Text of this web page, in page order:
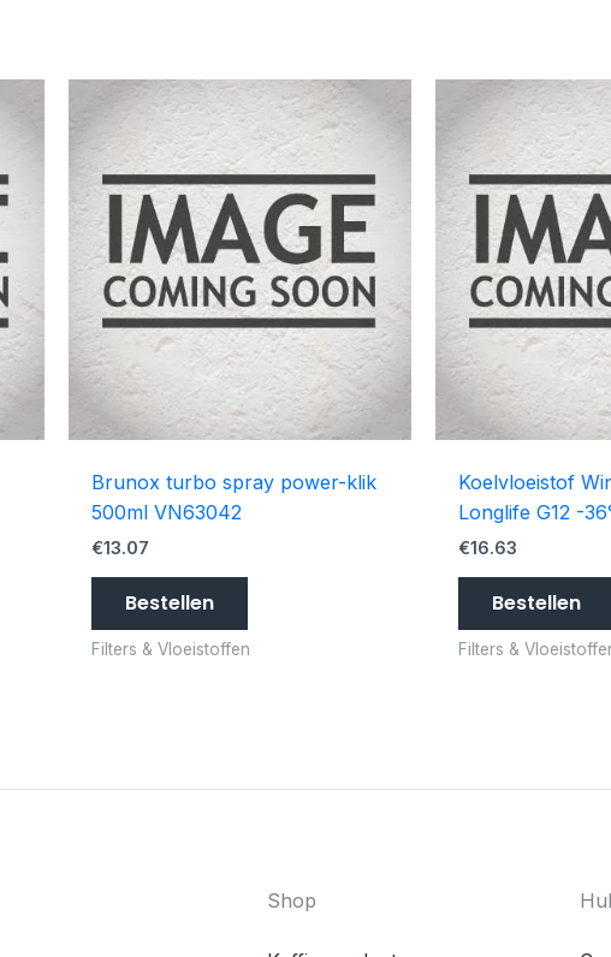
Brunox turbo spray power-klik
500ml VN63042
€13.07
Bestellen
Filters & Vloeistoffen
Koelvloeistof
Longlife G12 -
€16.63
Bestellen
Filters &
Shop